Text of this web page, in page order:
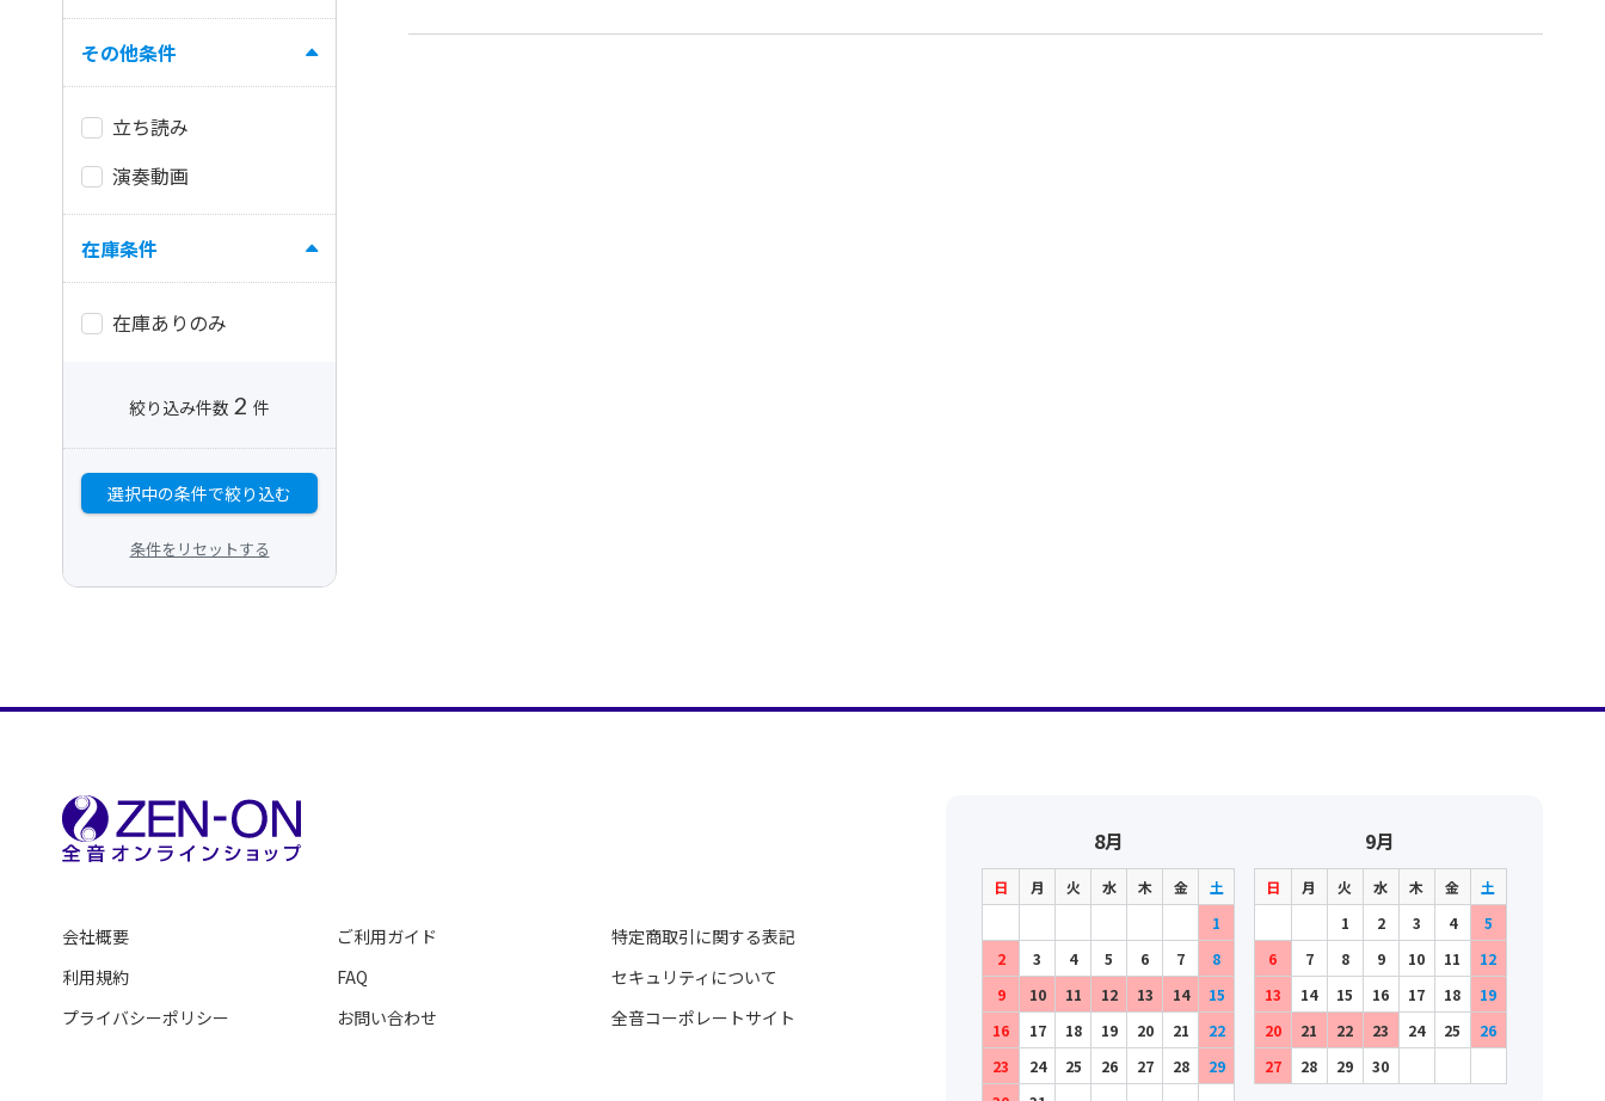
その他条件
立ち読み
演奏動画
在庫条件
在庫ありのみ
絞り込み件数 2 件
選択中の条件で絞り込む
条件をリセットする
会社概要
利用規約
プライバシーポリシー
ご利用ガイド
FAQ
お問い合わせ
特定商取引に関する表記
セキュリティについて
全音コーポレートサイト
8月
日 月 火 水 木 金
土
1
2
3 4 5 6 7
8
9
10 11 12 13 14
15
16
17 18 19 20 21
22
23
24 25 26 27 28
29
9月
日 月 火 水 木 金
土
1
2 3 4
5
6
7 8 9 10 11
12
13
14 15 16 17 18
19
20
21 22 23 24 25
26
27
28 29 30